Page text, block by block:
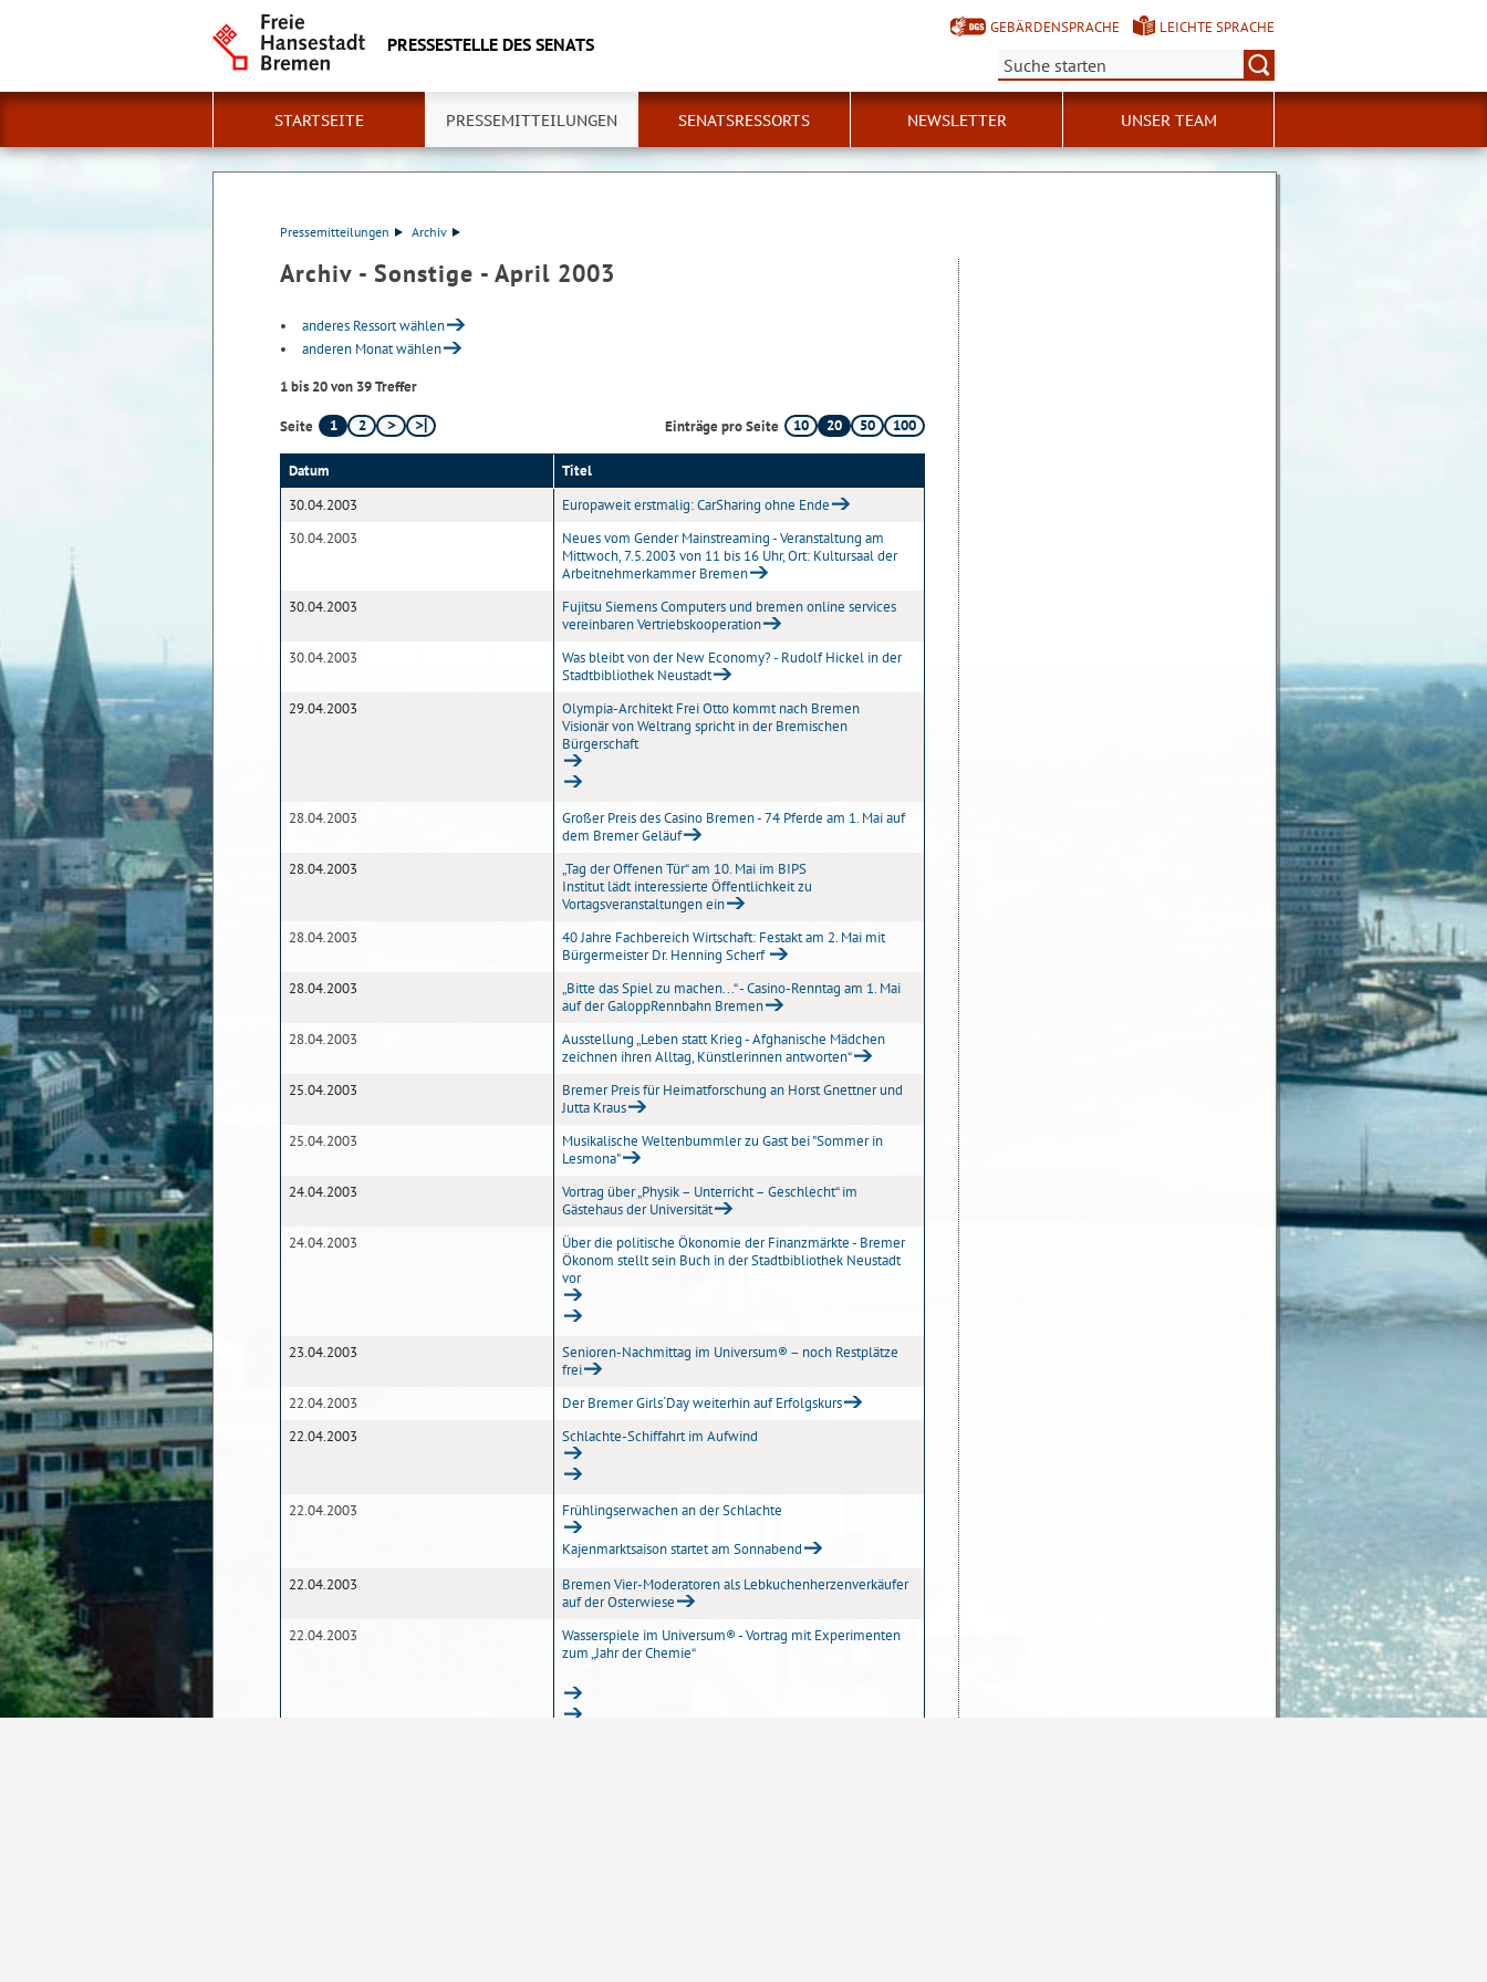
PRESSESTELLE DES SENATS
GEBÄRDENSPRACHE
LEICHTE SPRACHE
Suche:
STARTSEITE PRESSEMITTEILUNGEN SENATSRESSORTS NEWSLETTER UNSER TEAM
Pressemitteilungen Archiv
Archiv - Sonstige - April 2003
anderes Ressort wählen
anderen Monat wählen
1 bis 20 von 39 Treffer
Seite 1 2 Einträge pro Seite 10 20 50 100
Datum
Titel
30.04.2003
Europaweit erstmalig: CarSharing ohne Ende
30.04.2003
Neues vom Gender Mainstreaming - Veranstaltung am
Mittwoch, 7.5.2003 von 11 bis 16 Uhr, Ort: Kultursaal der
Arbeitnehmerkammer Bremen
30.04.2003
Fujitsu Siemens Computers und bremen online services
vereinbaren Vertriebskooperation
30.04.2003
Was bleibt von der New Economy? - Rudolf Hickel in der
Stadtbibliothek Neustadt
29.04.2003
Olympia-Architekt Frei Otto kommt nach Bremen
Visionär von Weltrang spricht in der Bremischen
Bürgerschaft
28.04.2003
Großer Preis des Casino Bremen - 74 Pferde am 1. Mai auf
dem Bremer Geläuf
28.04.2003
„Tag der Offenen Tür“ am 10. Mai im BIPS
Institut lädt interessierte Öffentlichkeit zu
Vortagsveranstaltungen ein
28.04.2003
40 Jahre Fachbereich Wirtschaft: Festakt am 2. Mai mit
Bürgermeister Dr. Henning Scherf
28.04.2003
„Bitte das Spiel zu machen...“ - Casino-Renntag am 1. Mai
auf der GaloppRennbahn Bremen
28.04.2003
Ausstellung „Leben statt Krieg - Afghanische Mädchen
zeichnen ihren Alltag, Künstlerinnen antworten“
25.04.2003
Bremer Preis für Heimatforschung an Horst Gnettner und
Jutta Kraus
25.04.2003
Musikalische Weltenbummler zu Gast bei "Sommer in
Lesmona"
24.04.2003
Vortrag über „Physik – Unterricht – Geschlecht“ im
Gästehaus der Universität
24.04.2003
Über die politische Ökonomie der Finanzmärkte - Bremer
Ökonom stellt sein Buch in der Stadtbibliothek Neustadt
vor
23.04.2003
Senioren-Nachmittag im Universum® – noch Restplätze
frei
22.04.2003
Der Bremer Girls´Day weiterhin auf Erfolgskurs
22.04.2003
Schlachte-Schiffahrt im Aufwind
22.04.2003 Frühlingserwachen an der Schlachte
Kajenmarktsaison startet am Sonnabend
22.04.2003
Bremen Vier-Moderatoren als Lebkuchenherzenverkäufer
auf der Osterwiese
22.04.2003
Wasserspiele im Universum® - Vortrag mit Experimenten
zum „Jahr der Chemie“